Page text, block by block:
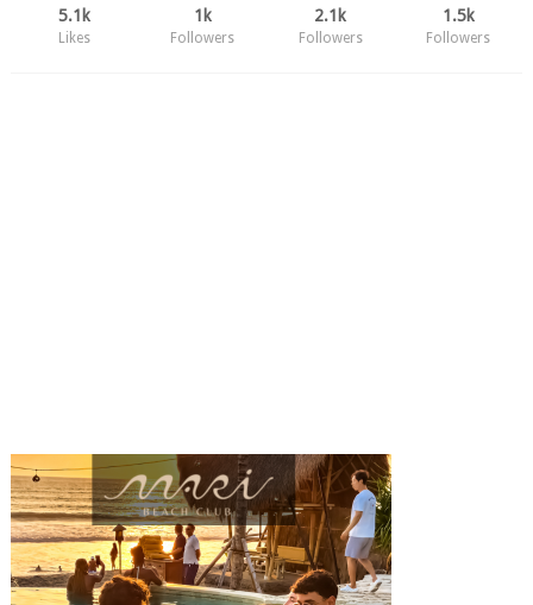
5.1k
Likes
1k
Followers
2.1k
Followers
1.5k
Followers